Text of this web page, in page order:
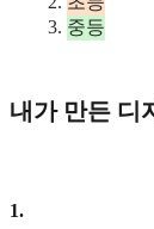
중등
내가 만든 디
1.